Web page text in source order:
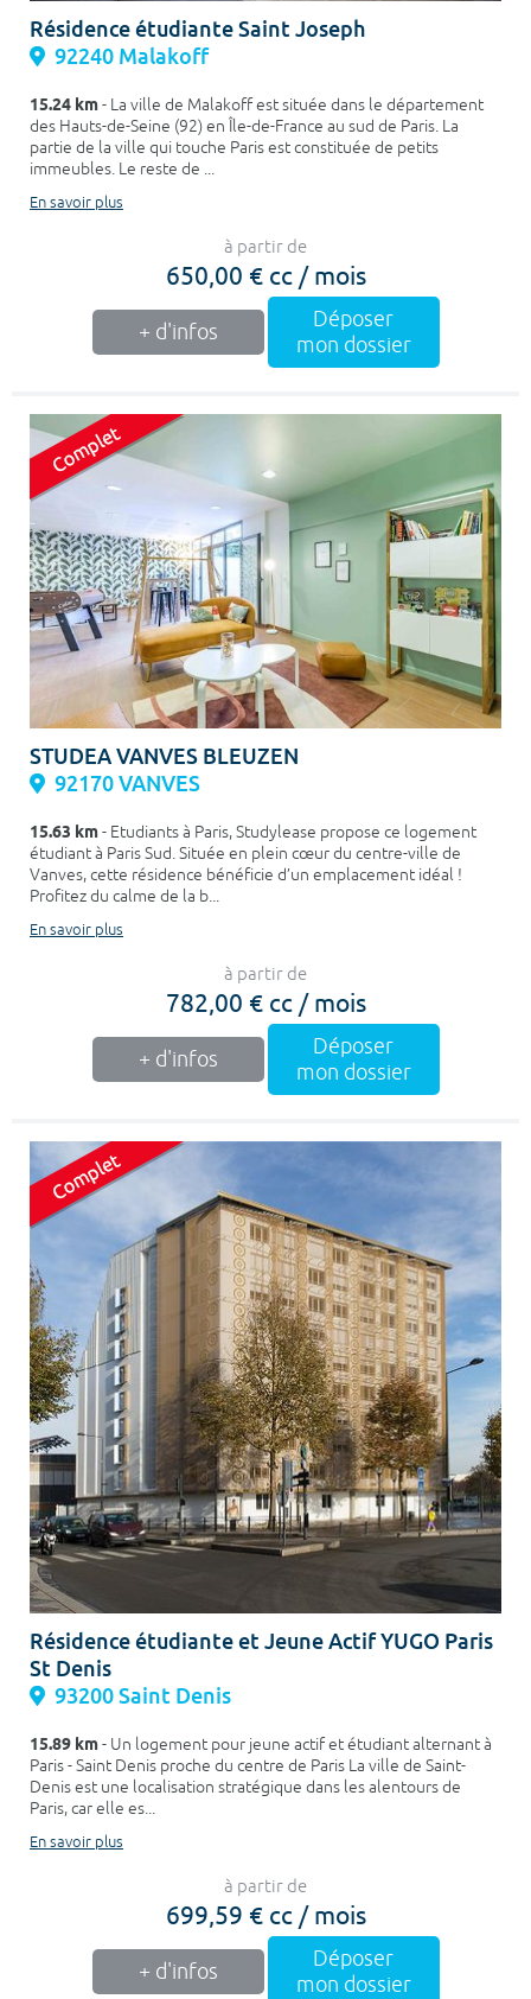
Résidence étudiante Saint Joseph
92240 Malakoff
15.24 km- La ville de Malakoff est située dans le département
des Hauts-de-Seine (92) en Île-de-France au sud de Paris. La
partie de la ville qui touche Paris est constituée de petits
immeubles. Le reste de ...
En savoir plus
à partir de
650,00 € cc / mois
+ d'infos
Déposer
mon dossier
STUDEA VANVES BLEUZEN
92170 VANVES
15.63 km- Etudiants à Paris, Studylease propose ce logement
étudiant à Paris Sud. Située en plein cœur du centre-ville de
Vanves, cette résidence bénéficie d’un emplacement idéal !
Profitez du calme de la b...
En savoir plus
à partir de
782,00 € cc / mois
+ d'infos
Déposer
mon dossier
Résidence étudiante et Jeune Actif YUGO Paris
St Denis
93200 Saint Denis
15.89 km- Un logement pour jeune actif et étudiant alternant à
Paris - Saint Denis proche du centre de Paris La ville de Saint-
Denis est une localisation stratégique dans les alentours de
Paris, car elle es...
En savoir plus
à partir de
699,59 € cc / mois
+ d'infos
Déposer
mon dossier